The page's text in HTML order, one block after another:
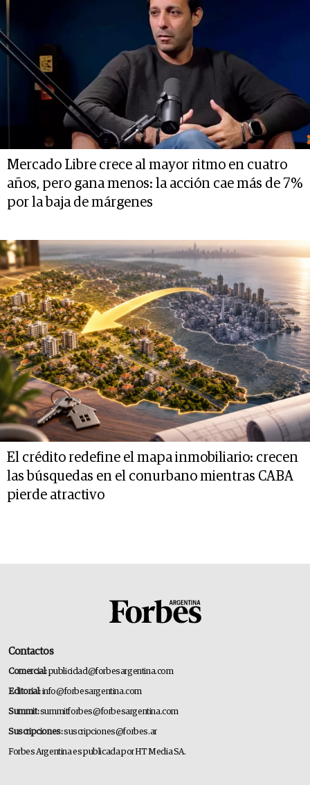
Mercado Libre crece al mayor ritmo en cuatro
años, pero gana menos: la acción cae más de 7%
por la baja de márgenes
El crédito redefine el mapa inmobiliario: crecen
las búsquedas en el conurbano mientras CABA
pierde atractivo
Contactos
Comercial:publicidad@forbesargentina.com
Editorial:info@forbesargentina.com
Summit:summitforbes@forbesargentina.com
Suscripciones:suscripciones@forbes.ar
Forbes Argentina es publicada por HT Media SA.